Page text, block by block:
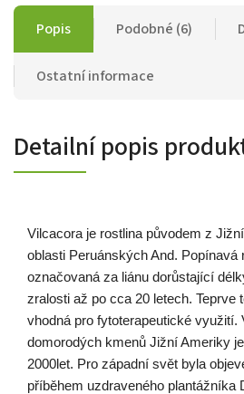
Popis Podobné (6)
Ostatní informace
Detailní popis
Vilcacora je rostlina původem z
oblasti Peruánských And. Popínavá
označovaná za liánu dorůstající
zralosti až po cca 20 letech. Teprve
vhodná pro fytoterapeutické využití.
domorodých kmenů Jižní Ameriky
2000let. Pro západní svět byla
příběhem uzdraveného plantážníka